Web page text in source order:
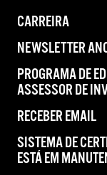
CARREIRA
NEWSLETTER
PROGRAMA DE
ASSESSOR DE
RECEBER EMAIL
SISTEMA DE
ESTÁ EM